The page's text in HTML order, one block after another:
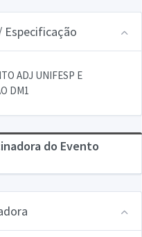
ADJ UNIFESP E
DM1
do Evento